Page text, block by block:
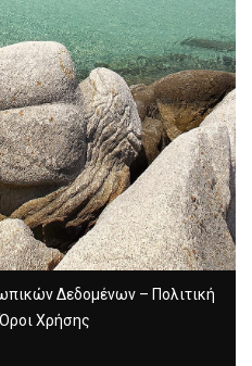
Δεδομένων– Πολιτική
Χρήσης